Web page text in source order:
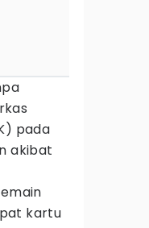
pada
akibat
kartu